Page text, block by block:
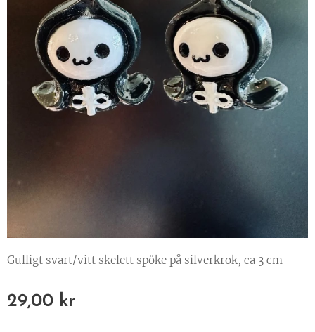
Gulligt svart/vitt skelett spöke på silverkrok, ca 3 cm
29,00 kr